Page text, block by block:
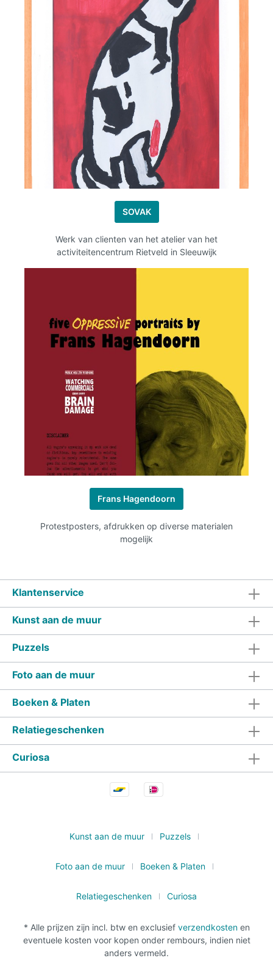
SOVAK
Werk van clienten van het atelier van het
activiteitencentrum Rietveld in Sleeuwijk
Frans Hagendoorn
Protestposters, afdrukken op diverse materialen
mogelijk
Klantenservice
Kunst aan de muur
Puzzels
Foto aan de muur
Boeken & Platen
Relatiegeschenken
Curiosa
Kunst aan de muur Puzzels
Foto aan de muur Boeken & Platen
Relatiegeschenken Curiosa
* Alle prijzen zijn incl. btw en exclusief verzendkostenen
eventuele kosten voor kopen onder rembours, indien niet
anders vermeld.